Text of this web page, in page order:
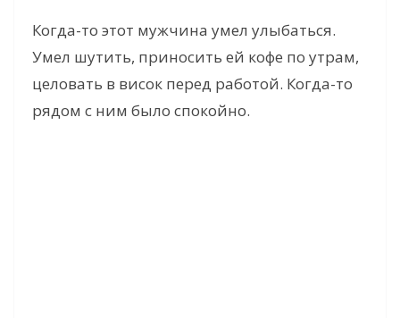
Когда-то этот мужчина умел улыбаться.
Умел шутить, приносить ей кофе по утрам,
целовать в висок перед работой. Когда-то
рядом с ним было спокойно.